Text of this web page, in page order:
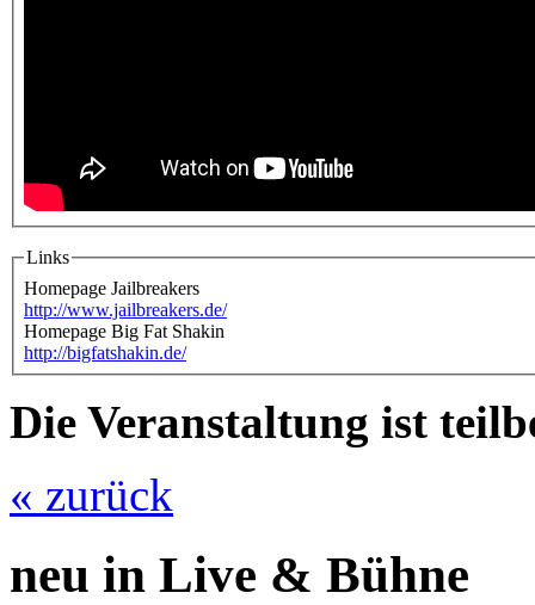
Links
Homepage Jailbreakers
http://www.jailbreakers.de/
Homepage Big Fat Shakin
http://bigfatshakin.de/
Die Veranstaltung ist
« zurück
neu in Live & Bühne